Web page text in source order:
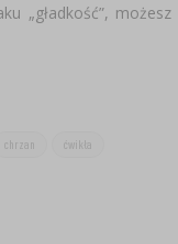
„gładkość”, możesz
chrzan ćwikła